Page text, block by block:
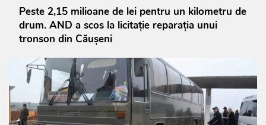
Peste 2,15 milioane de lei pentru un kilometru de
drum. AND a scos la licitație reparația unui
tronson din Căușeni